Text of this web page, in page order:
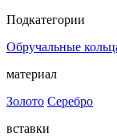
Подкатегории
Обручальные
материал
Золото Серебро
вставки